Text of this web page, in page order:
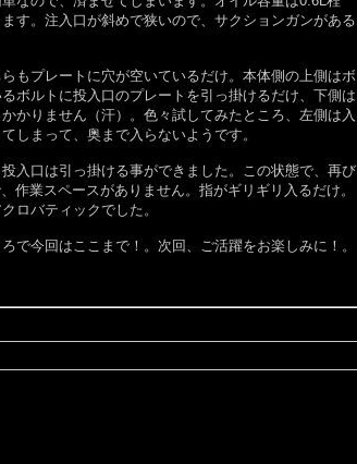
す。注入口が斜めで狭いので、サクションガンがある
もプレートに穴が空いているだけ。本体側の上側はボ
ボルトに投入口のプレートを引っ掛けるだけ、下側は
かりません（汗）。色々試してみたところ、左側は入
しまって、奥まで入らないようです。
入口は引っ掛ける事ができました。この状態で、再び
業スペースがありません。指がギリギリ入るだけ。
ロバティックでした。
今回はここまで！。次回、ご活躍をお楽しみに！。